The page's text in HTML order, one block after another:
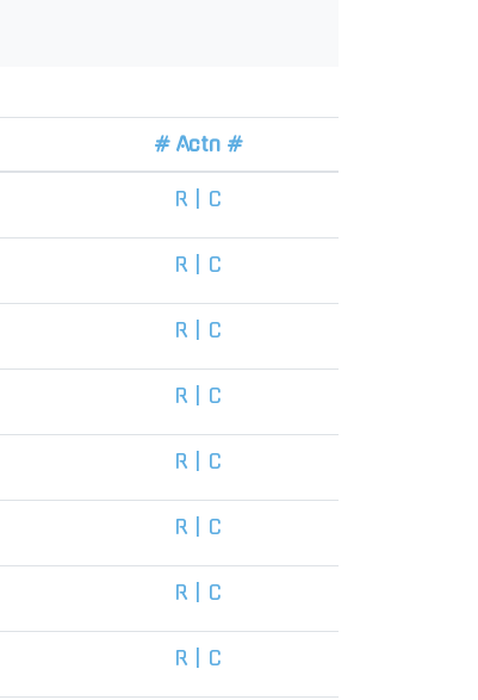
# Actn #
R C
R C
R C
R C
R C
R C
R C
R C